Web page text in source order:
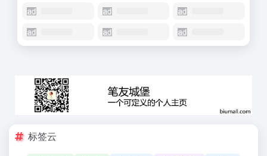
标签云